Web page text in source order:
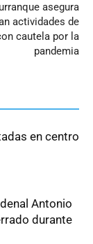
asegura
actividades de
cautela por la
pandemia
en centro
Antonio
durante